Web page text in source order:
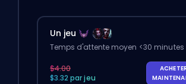
Un jeu
Temps d'attente moyen <30 minutes
$4.00
$3.32 par jeu